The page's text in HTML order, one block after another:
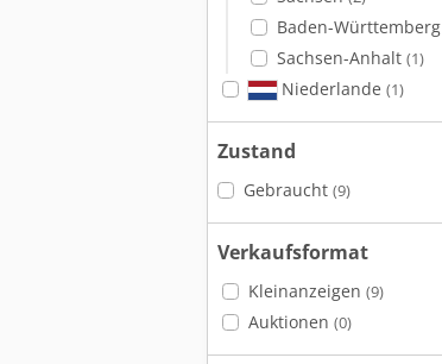
Baden-Württemberg
Sachsen-Anhalt (1)
Niederlande (1)
Zustand
Gebraucht (9)
Verkaufsformat
Kleinanzeigen (9)
Auktionen (0)